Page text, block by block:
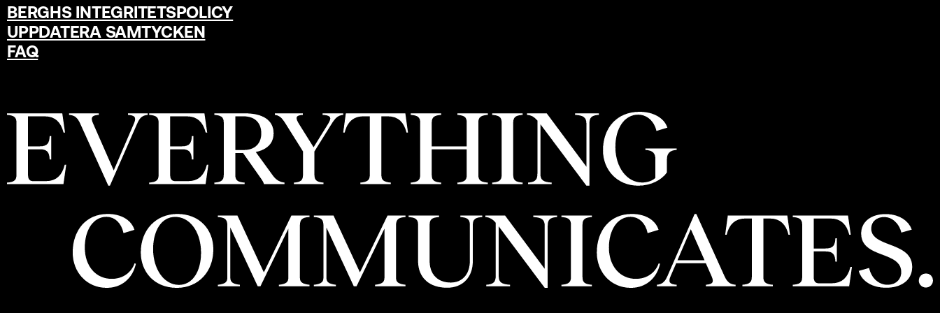
BERGHS INTEGRITETSPOLICY
UPPDATERA SAMTYCKEN
FAQ